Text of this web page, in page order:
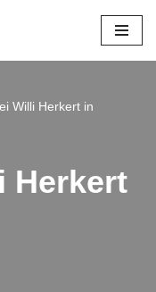
Willi Herkert in
Herkert